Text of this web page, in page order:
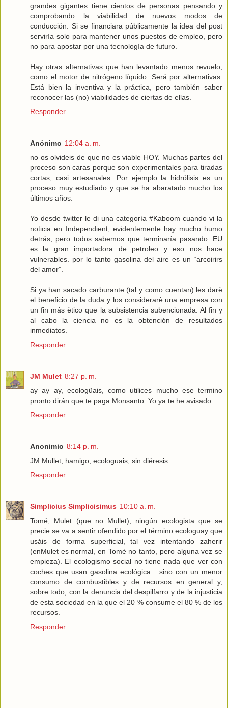
grandes gigantes tiene cientos de personas pensando y
comprobando la viabilidad de nuevos modos de
conducción. Si se financiara públicamente la idea del post
serviría solo para mantener unos puestos de empleo, pero
no para apostar por una tecnología de futuro.
Hay otras alternativas que han levantado menos revuelo,
como el motor de nitrógeno líquido. Será por alternativas.
Está bien la inventiva y la práctica, pero también saber
reconocer las (no) viabilidades de ciertas de ellas.
Responder
Anónimo 12:04 a. m.
no os olvideis de que no es viable HOY. Muchas partes del
proceso son caras porque son experimentales para tiradas
cortas, casi artesanales. Por ejemplo la hidrólisis es un
proceso muy estudiado y que se ha abaratado mucho los
últimos años.
Yo desde twitter le di una categoría #Kaboom cuando vi la
noticia en Independient, evidentemente hay mucho humo
detrás, pero todos sabemos que terminaría pasando. EU
es la gran importadora de petroleo y eso nos hace
vulnerables. por lo tanto gasolina del aire es un “arcoirirs
del amor”.
Si ya han sacado carburante (tal y como cuentan) les darè
el beneficio de la duda y los considerarè una empresa con
un fin más ètico que la subsistencia subencionada. Al fin y
al cabo la ciencia no es la obtención de resultados
inmediatos.
Responder
JM Mulet 8:27 p. m.
ay ay ay, ecologüais, como utilices mucho ese termino
pronto dirán que te paga Monsanto. Yo ya te he avisado.
Responder
Anonimio 8:14 p. m.
JM Mullet, hamigo, ecologuais, sin diéresis.
Responder
Simplicius Simplicisimus 10:10 a. m.
Tomé, Mulet (que no Mullet), ningún ecologista que se
precie se va a sentir ofendido por el término ecologuay que
usáis de forma superficial, tal vez intentando zaherir
(enMulet es normal, en Tomé no tanto, pero alguna vez se
empieza). El ecologismo social no tiene nada que ver con
coches que usan gasolina ecológica... sino con un menor
consumo de combustibles y de recursos en general y,
sobre todo, con la denuncia del despilfarro y de la injusticia
de esta sociedad en la que el 20 % consume el 80 % de los
recursos.
Responder